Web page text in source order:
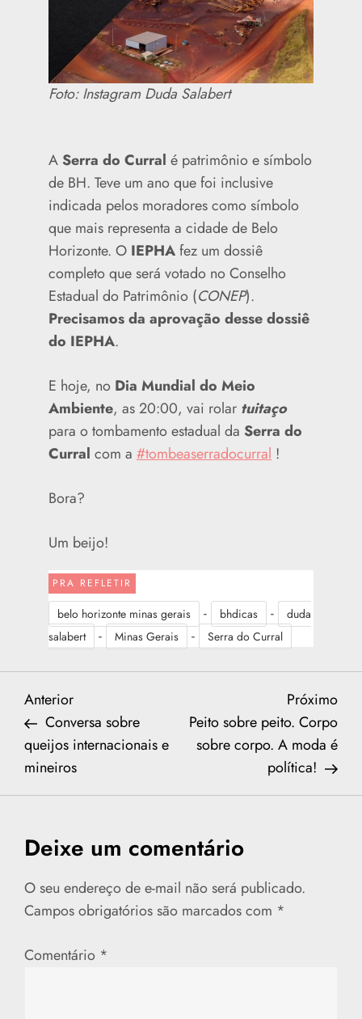
Foto: Instagram Duda Salabert
ASerra do Curral é patrimônio e símbolo
de BH. Teve um ano que foi inclusive
indicada pelos moradores como símbolo
que mais representa a cidade de Belo
Horizonte. O IEPHAfez um dossiê
completo que será votado no Conselho
Estadual do Patrimônio (CONEP).
Precisamos da aprovação desse dossiê
do IEPHA.
E hoje, no Dia Mundial do Meio
Ambiente, as 20:00, vai rolar tuitaço
para o tombamento estadual da Serra do
Curral com a #tombeaserradocurral !
Bora?
Um beijo!
PRA REFLETIR
belo horizonte minas gerais - bhdicas -
duda
salabert
- Minas Gerais - Serra do Curral
N
a
v
g
a
ã
Previous
Post
Anterior
Conversa sobre
queijos internacionais e
mineiros
Post
Próximo
Peito sobre peito. Corpo
sobre corpo. A moda é
política!
Deixe um comentário
O seu endereço de e-mail não será publicado.
Campos obrigatórios são marcados com *
Comentário *